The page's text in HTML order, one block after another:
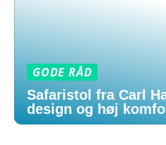
GODE RÅD
Safaristol fra Carl
design og høj